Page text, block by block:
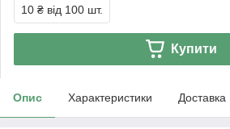
10 ₴ від 100 шт.
Купити
Опис Характеристики Доставка